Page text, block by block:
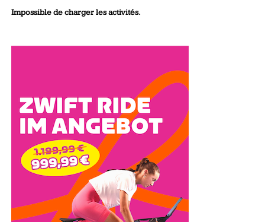
Impossible de charger les activités.